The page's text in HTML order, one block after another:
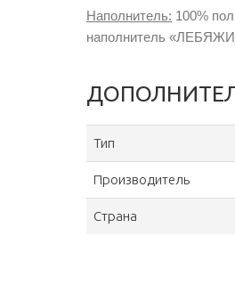
Наполнитель: 100%
наполнитель
Тип
Производитель
Страна